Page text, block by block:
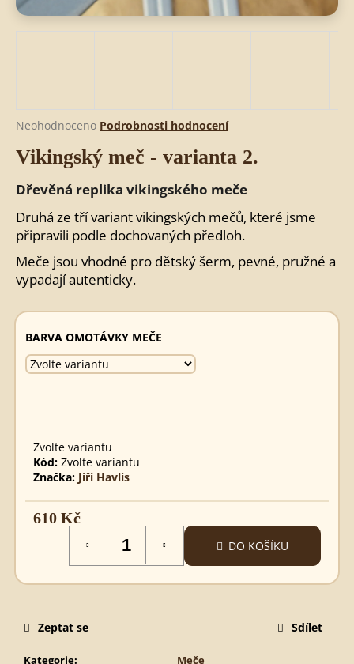
Průměrné
produktu
0,0
z
5
hvězdiček.
Neohodnoceno Podrobnosti hodnocení
Vikingský meč - varianta 2.
Dřevěná replika vikingského meče
Druhá ze tří variant vikingských mečů, které jsme
připravili podle dochovaných předloh.
Meče jsou vhodné pro dětský šerm, pevné, pružné a
vypadají autenticky.
BARVA OMOTÁVKY MEČE
Zvolte variantu
Kód: Zvolte variantu
Značka: Jiří Havlis
610 Kč
DO KOŠÍKU
Kategorie:
Meče
Zeptat se Sdílet
D
p
r
u
č
u
j
e
e
MEČ
MICHAEL